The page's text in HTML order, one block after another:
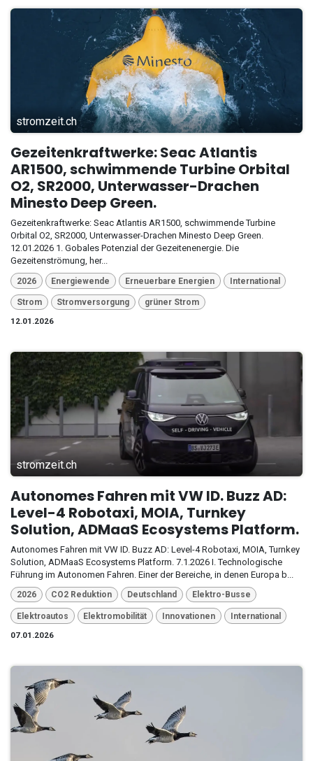
stromzeit.ch
Gezeitenkraftwerke: Seac Atlantis
AR1500, schwimmende Turbine Orbital
O2, SR2000, Unterwasser-Drachen
Minesto Deep Green.
Gezeitenkraftwerke: Seac Atlantis AR1500, schwimmende Turbine
Orbital O2, SR2000, Unterwasser-Drachen Minesto Deep Green.
12.01.2026 1. Gobales Potenzial der Gezeitenenergie. Die
Gezeitenströmung, her...
2026 Energiewende Erneuerbare Energien International
Strom Stromversorgung
grüner Strom
12.01.2026
stromzeit.ch
Autonomes Fahren mit VW ID. Buzz AD:
Level-4 Robotaxi, MOIA, Turnkey
Solution, ADMaaS Ecosystems Platform.
Autonomes Fahren mit VW ID. Buzz AD: Level-4 Robotaxi, MOIA, Turnkey
Solution, ADMaaS Ecosystems Platform. 7.1.2026 I. Technologische
Führung im Autonomen Fahren. Einer der Bereiche, in denen Europa b...
2026 CO2 Reduktion Deutschland Elektro-Busse
Elektroautos Elektromobilität Innovationen
International
07.01.2026